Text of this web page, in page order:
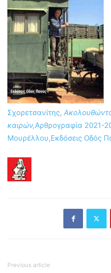
Σχορετσανίτης,
καιρών,Αρθρογραφία 2021-
Μουρέλλου,Εκδόσεις Οδός
Previous article